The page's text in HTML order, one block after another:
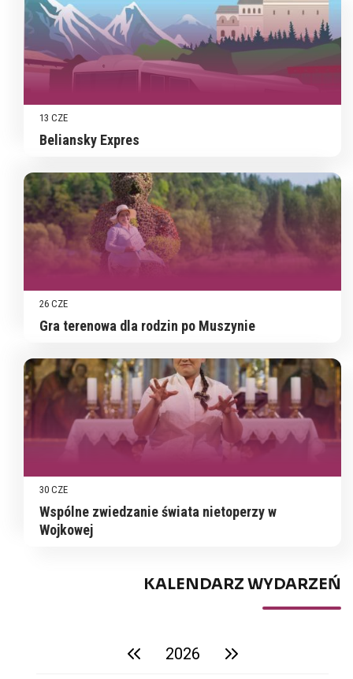
13 CZE
Beliansky Expres
26 CZE
Gra terenowa dla rodzin po Muszynie
30 CZE
Wspólne zwiedzanie świata nietoperzy w
Wojkowej
KALENDARZ WYDARZEŃ
poprzedni rok
2026 następny rok